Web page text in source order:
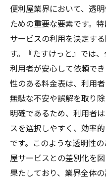
便利屋業界において、透
ための重要な要素です。
サービスの利用を決定す
す。『たすけっと』では
利用者が安心して依頼で
性のある料金表は、利用
無駄な不安や誤解を取り
明確であるため、利用者
スを選択しやすく、効率
です。このような透明性
屋サービスとの差別化を
果たしており、業界全体